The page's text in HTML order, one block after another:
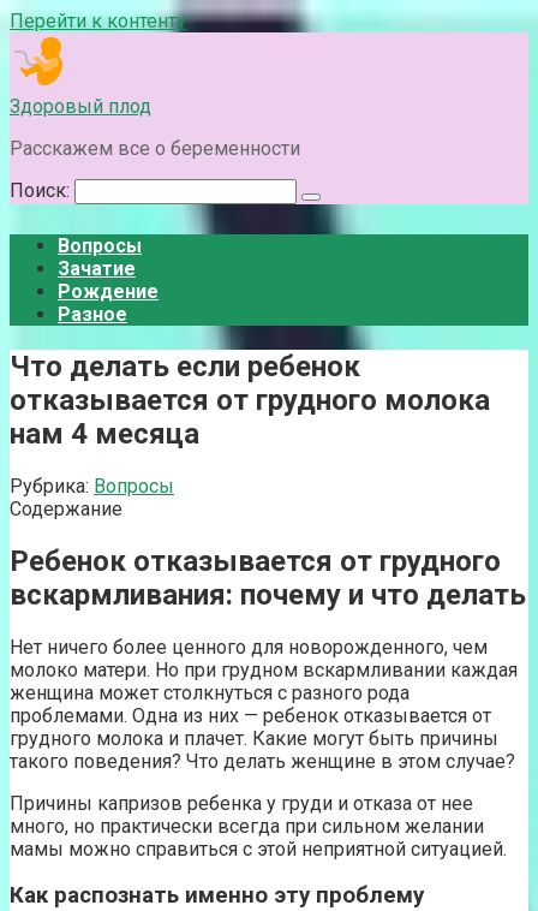
Перейти к контенту
Здоровый плод
Расскажем все о беременности
Поиск:
Вопросы
Зачатие
Рождение
Разное
Что делать если ребенок
отказывается от грудного молока
нам 4 месяца
Рубрика: Вопросы
Содержание
Ребенок отказывается от грудного
вскармливания: почему и что делать
Нет ничего более ценного для новорожденного, чем
молоко матери. Но при грудном вскармливании каждая
женщина может столкнуться с разного рода
проблемами. Одна из них — ребенок отказывается от
грудного молока и плачет. Какие могут быть причины
такого поведения? Что делать женщине в этом случае?
Причины капризов ребенка у груди и отказа от нее
много, но практически всегда при сильном желании
мамы можно справиться с этой неприятной ситуацией.
Как распознать именно эту проблему